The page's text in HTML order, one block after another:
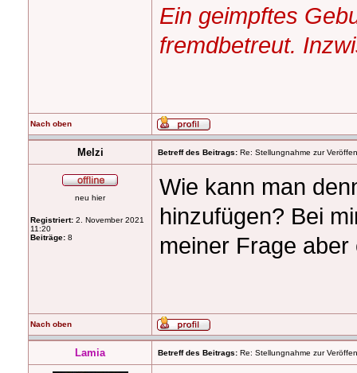
Ein geimpftes
fremdbetreut.
Nach oben
Melzi Betreff des Beitrags: Re: Stellungnahme zur
neu hier
Registriert: 2. November 2021
11:20
Beiträge: 8
Wie kann man
hinzufügen? Bei
meiner Frage
Nach oben
Lamia Betreff des Beitrags: Re: Stellungnahme zur